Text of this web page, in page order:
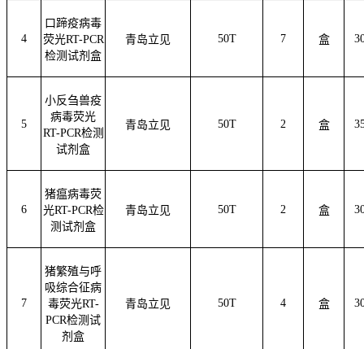
4
口蹄疫病毒
荧光RT-PCR
检测试剂盒
青岛立见 50T 7 盒
5
小反刍兽疫
病毒荧光
RT-PCR检测
试剂盒
青岛立见 50T 2 盒
6
猪瘟病毒荧
光RT-PCR检
测试剂盒
青岛立见 50T 2 盒
7
猪繁殖与呼
吸综合征病
毒荧光RT-
PCR检测试
剂盒
青岛立见 50T 4 盒